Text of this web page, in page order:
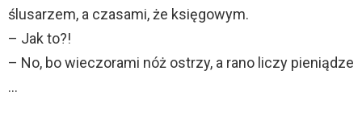
ślusarzem, a czasami, że księgowym.
– Jak to?!
– No, bo wieczorami nóż ostrzy, a rano liczy pieniądze
…